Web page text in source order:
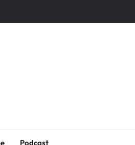
Podcast